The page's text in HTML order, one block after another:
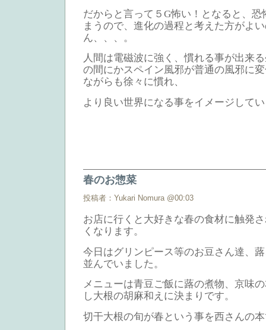
だからと言って５G怖い！となると、
まうので、進化の過程と考えた方がよ
ん、、、。
人間は電磁波に強く、慣れる事が出来
の間にかスペイン風邪が普通の風邪に
ながらも徐々に慣れ、
より良い世界になる事をイメージして
春のお惣菜
投稿者：Yukari Nomura @00:03
お店に行くと大好きな春の食材に触発
くなります。
今日はグリンピース等のお豆さん達、
並んでいました。
メニューは青豆ご飯に蕗の煮物、京味
し大根の胡麻和えに決まりです。
切干大根の旬が春という事を西さんの